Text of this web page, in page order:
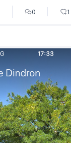
0 1